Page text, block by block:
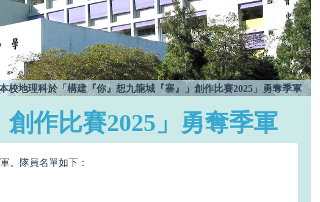
校地理科於「構建『你』想九龍城『寨』」創作比賽2025」勇奪季軍
作比賽2025」勇奪季軍
。隊員名單如下：